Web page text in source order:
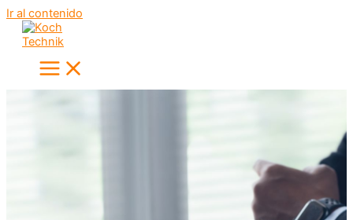
Ir al contenido